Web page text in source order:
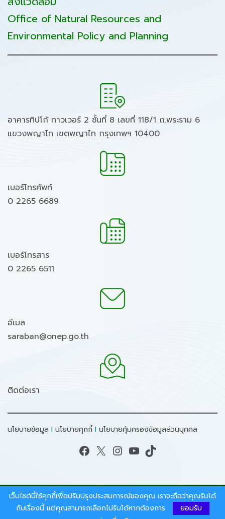
Office of Natural Resources and
Environmental Policy and Planning
อาคารทิปโก้ ทาวเวอร์ 2 ชั้นที่ 8 เลขที่ 118/1 ถ.พระราม 6
แขวงพญาไท เขตพญาไท กรุงเทพฯ 10400
เบอร์โทรศัพท์
0 2265 6689
เบอร์โทรสาร
0 2265 6511
อีเมล
saraban@onep.go.th
ติดต่อเรา
นโยบายข้อมูล I นโยบายคุกกี้ I นโยบายคุ้มครองข้อมูลส่วนบุคคล
Facebook X Instagram YouTube TikTok
สงวนลิขสิทธิ์ © 2026 - สำนักงานนโยบายและแผน
ทรัพยากรธรรมชาติและสิ่งแวดล้อม.
เว็บไซต์นี้ใช้คุกกี้เพื่อปรับปรุงประสบการณ์ของคุณ เราจะถือว่าคุณรับได้
กับเรื่องนี้ แต่คุณสามารถเลือกไม่รับได้หากต้องการ
ยอมรับ